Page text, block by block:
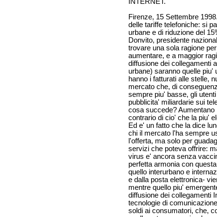
Firenze, 15 Settembre
delle tariffe telefoniche: si
urbane e di riduzione del
Donvito, presidente
trovare una sola ragione
aumentare, e a maggior
diffusione dei collegamenti
urbane) saranno quelle piu'
hanno i fatturati alle stelle,
mercato che, di
sempre piu' basse, gli
pubblicita' miliardarie sui
cosa succede? Aumentano
contrario di cio' che la piu'
Ed e' un fatto che la dice
chi il mercato l'ha sempre
l'offerta, ma solo per
servizi che poteva offrire:
virus e' ancora senza
perfetta armonia con
quello interurbano e
e dalla posta elettronica-
mentre quello piu'
diffusione dei collegamenti
tecnologie di
soldi ai consumatori, che,